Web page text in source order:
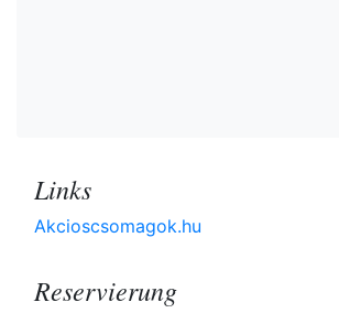
Links
Akcioscsomagok.hu
Reservierung